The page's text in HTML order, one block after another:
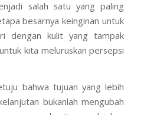
sehat, dan bercahaya adalah
Pencarian tentang cara
salah satu yang paling
besarnya keinginan untuk
dengan kulit yang tampak
kita meluruskan persepsi